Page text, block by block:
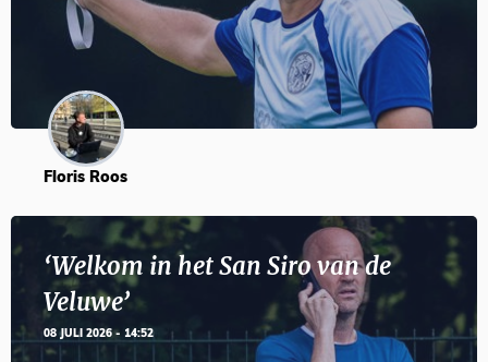
Floris Roos
‘Welkom in het San Siro van de
Veluwe’
08 JULI 2026 - 14:52